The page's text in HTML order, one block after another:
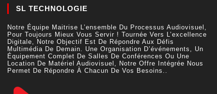
SL TECHNOLOGIE
Notre Équipe Maitrise L’ensemble Du Processus Audiovisuel,
Pour Toujours Mieux Vous Servir ! Tournée Vers L’excellence
Digitale, Notre Objectif Est De Répondre Aux Défis
Multimédia De Demain. Une Organisation D’événements, Un
Équipement Complet De Salles De Conférences Ou Une
Location De Matériel Audiovisuel, Notre Offre Intégrée Nous
Permet De Répondre À Chacun De Vos Besoins..